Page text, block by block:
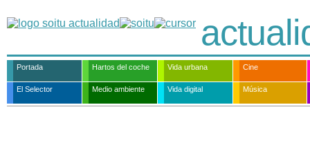
Portada Hartos del coche Vida urbana Cine
El Selector Medio ambiente Vida digital Música